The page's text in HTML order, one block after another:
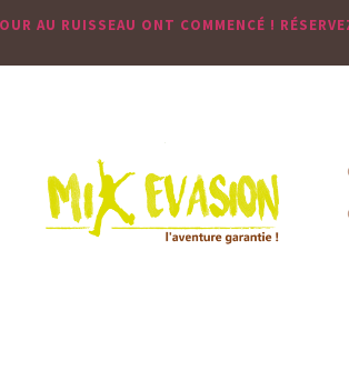
AU RUISSEAU ONT COMMENCÉ !